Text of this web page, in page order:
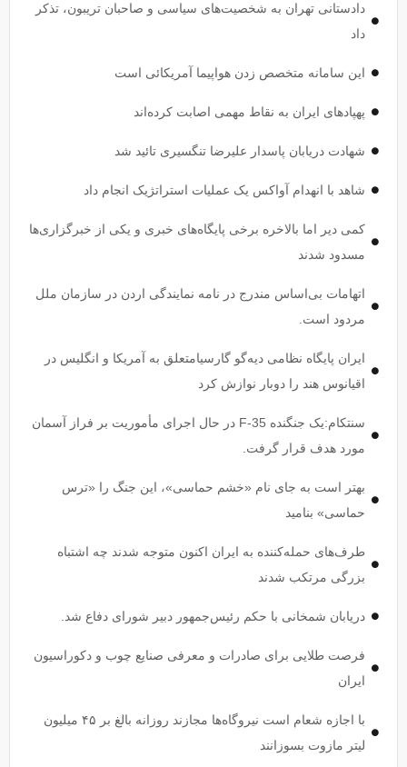
دادستانی تهران به شخصیت‌های سیاسی و صاحبان تریبون، تذکر
داد
این سامانه متخصص زدن هواپیما آمریکائی است
پهپاد‌های ایران به نقاط مهمی اصابت کرده‌اند
شهادت دریابان پاسدار علیرضا تنگسیری تائید شد
شاهد با انهدام آواکس یک عملیات استراتژیک انجام داد
کمی دیر اما بالاخره برخی پایگاه‌های خبری و یکی از خبرگزاری‌ها
مسدود شدند
اتهامات بی‌اساس مندرج در نامه نمایندگی اردن در سازمان ملل
مردود است.
ایران پایگاه نظامی دیه‌گو گارسیامتعلق به آمریکا و انگلیس در
اقیانوس هند را دوبار نوازش کرد
سنتکام:یک جنگنده F-35 در حال اجرای مأموریت بر فراز آسمان
مورد هدف قرار گرفت.
بهتر است به جای نام «خشم حماسی»، این جنگ را «ترس
حماسی» بنامید
طرف‌های حمله‌کننده به ایران اکنون متوجه شدند چه اشتباه
بزرگی مرتکب شدند
دریابان شمخانی با حکم رئیس‌جمهور دبیر شورای دفاع شد.
فرصت طلایی برای صادرات و معرفی صنایع چوب و دکوراسیون
ایران
با اجازه شعام است نیروگاه‌ها مجازند روزانه بالغ بر ۴۵ میلیون
لیتر مازوت بسوزانند